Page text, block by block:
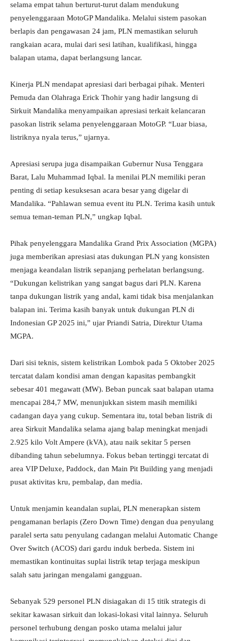
selama empat tahun berturut-turut dalam mendukung
penyelenggaraan MotoGP Mandalika. Melalui sistem pasokan
berlapis dan pengawasan 24 jam, PLN memastikan seluruh
rangkaian acara, mulai dari sesi latihan, kualifikasi, hingga
balapan utama, dapat berlangsung lancar.
Kinerja PLN mendapat apresiasi dari berbagai pihak. Menteri
Pemuda dan Olahraga Erick Thohir yang hadir langsung di
Sirkuit Mandalika menyampaikan apresiasi terkait kelancaran
pasokan listrik selama penyelenggaraan MotoGP. “Luar biasa,
listriknya nyala terus,” ujarnya.
Apresiasi serupa juga disampaikan Gubernur Nusa Tenggara
Barat, Lalu Muhammad Iqbal. Ia menilai PLN memiliki peran
penting di setiap kesuksesan acara besar yang digelar di
Mandalika. “Pahlawan semua event itu PLN. Terima kasih untuk
semua teman-teman PLN,” ungkap Iqbal.
Pihak penyelenggara Mandalika Grand Prix Association (MGPA)
juga memberikan apresiasi atas dukungan PLN yang konsisten
menjaga keandalan listrik sepanjang perhelatan berlangsung.
“Dukungan kelistrikan yang sangat bagus dari PLN. Karena
tanpa dukungan listrik yang andal, kami tidak bisa menjalankan
balapan ini. Terima kasih banyak untuk dukungan PLN di
Indonesian GP 2025 ini,” ujar Priandi Satria, Direktur Utama
MGPA.
Dari sisi teknis, sistem kelistrikan Lombok pada 5 Oktober 2025
tercatat dalam kondisi aman dengan kapasitas pembangkit
sebesar 401 megawatt (MW). Beban puncak saat balapan utama
mencapai 284,7 MW, menunjukkan sistem masih memiliki
cadangan daya yang cukup. Sementara itu, total beban listrik di
area Sirkuit Mandalika selama ajang balap meningkat menjadi
2.925 kilo Volt Ampere (kVA), atau naik sekitar 5 persen
dibanding tahun sebelumnya. Fokus beban tertinggi tercatat di
area VIP Deluxe, Paddock, dan Main Pit Building yang menjadi
pusat aktivitas kru, pembalap, dan media.
Untuk menjamin keandalan suplai, PLN menerapkan sistem
pengamanan berlapis (Zero Down Time) dengan dua penyulang
paralel serta satu penyulang cadangan melalui Automatic Change
Over Switch (ACOS) dari gardu induk berbeda. Sistem ini
memastikan kontinuitas suplai listrik tetap terjaga meskipun
salah satu jaringan mengalami gangguan.
Sebanyak 529 personel PLN disiagakan di 15 titik strategis di
sekitar kawasan sirkuit dan lokasi-lokasi vital lainnya. Seluruh
personel terhubung dengan posko utama melalui jalur